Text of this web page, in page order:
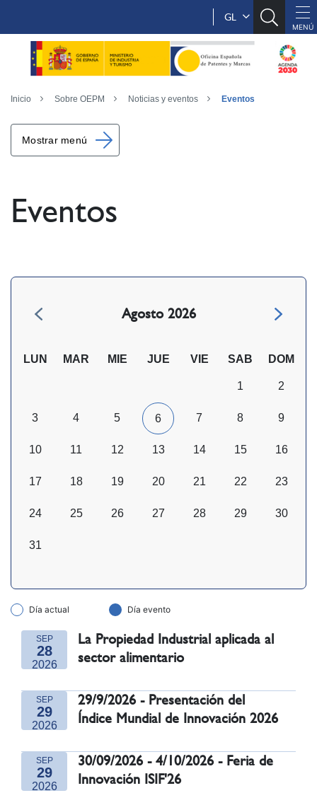
GL
Inicio Sobre OEPM Noticias y eventos Eventos
Mostrar menú
Eventos
Agosto 2026
LUN MAR MIE JUE VIE SAB DOM
1 2
3 4 5 6 7 8 9
10 11 12 13 14 15 16
17 18 19 20 21 22 23
24 25 26 27 28 29 30
31
Día actual Día evento
SEP
28
2026
La Propiedad Industrial aplicada al
sector alimentario
SEP
29
2026
29/9/2026 - Presentación del
Índice Mundial de Innovación 2026
SEP
29
2026
30/09/2026 - 4/10/2026 - Feria de
Innovación ISIF'26